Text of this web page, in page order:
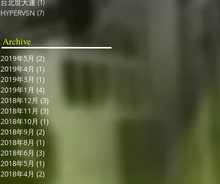
台北世大運 (1)1 篇文章
HYPERVSN (7)
Archive
2019年5月 (2)
2019年4月 (1)
2019年3月 (1)
2019年1月 (4)
2018年12月 (3) 3 篇文章
2018年11月 (3) 3 篇文章
2018年10月 (1)
2018年9月 (2)
2018年8月 (1)
2018年6月 (3)
2018年5月 (1)
2018年4月 (2)